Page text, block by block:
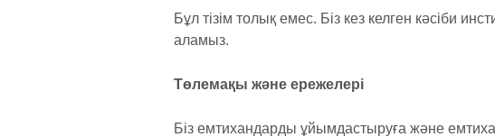
Бұл тізім толық емес. Біз кез келген кәсіби
аламыз.
Төлемақы және ережелері
Біз емтихандарды ұйымдастыруға және